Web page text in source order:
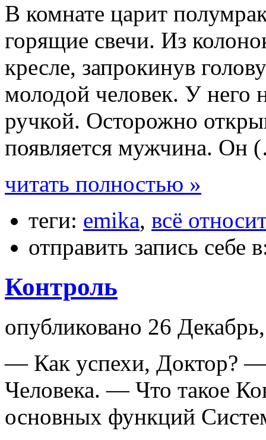
В комнате царит
горящие свечи. Из
кресле, запрокинув
молодой человек. У него
ручкой. Осторожно
появляется мужчина. Он
читать полностью »
теги: emika, всё
отправить запись себе
Контроль
опубликовано 26
— Как успехи, Доктор?
Человека. — Что такое
основных функций